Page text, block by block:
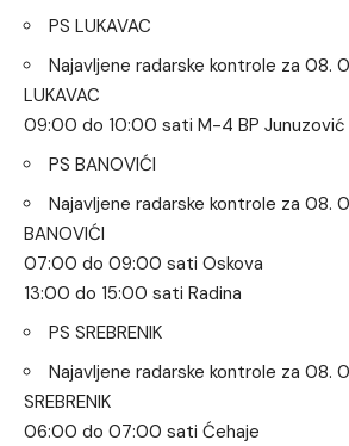
PS LUKAVAC
Najavljene radarske kontrole za 08.
LUKAVAC
09:00 do 10:00 sati M-4 BP Junuzović
PS BANOVIĆI
Najavljene radarske kontrole za 08.
BANOVIĆI
07:00 do 09:00 sati Oskova
13:00 do 15:00 sati Radina
PS SREBRENIK
Najavljene radarske kontrole za 08.
SREBRENIK
06:00 do 07:00 sati Ćehaje